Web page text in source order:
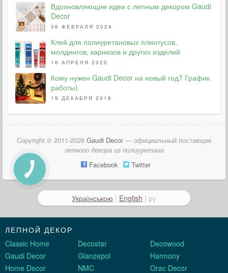
Вдохновляющие идеи с лепным декором Gaudi
Decor
06 ФЕВРАЛЯ 2024
Клей для полиуретановых плинтусов,
молдингов, карнизов и других изделий
16 АПРЕЛЯ 2020
Кому нужен Gaudi Decor на новый год? График
работы)
19 ДЕКАБРЯ 2018
Copyright © 2011-2026 Gaudi Decor— официальный поставщик
лепного декора из полиуретана
Facebook
Twitter
Українською | English | ру
ЛЕПНОЙ ДЕКОР
Classic Home
Decostar
Decowood
Gaudi Decor
Glanzepol
Harmony
Home Decor
NMC Orac Decor